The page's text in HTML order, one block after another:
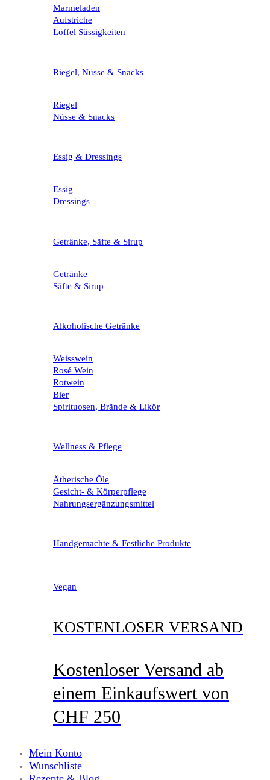
Marmeladen
Aufstriche
Löffel Süssigkeiten
Riegel, Nüsse & Snacks
Riegel
Nüsse & Snacks
Essig & Dressings
Essig
Dressings
Getränke, Säfte & Sirup
Getränke
Säfte & Sirup
Alkoholische Getränke
Weisswein
Rosé Wein
Rotwein
Bier
Spirituosen, Brände & Likör
Wellness & Pflege
Ätherische Öle
Gesicht- & Körperpflege
Nahrungsergänzungsmittel
Handgemachte & Festliche Produkte
Vegan
KOSTENLOSER VERSAND
Kostenloser Versand ab
einem Einkaufswert von
CHF 250
Mein Konto
Wunschliste